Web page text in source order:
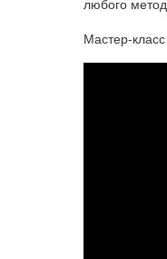
любого
Мастер-